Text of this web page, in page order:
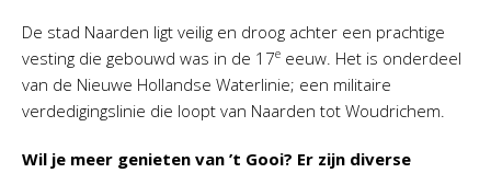
De stad Naarden ligt veilig en droog achter een prachtige
vesting die gebouwd was in de 17e eeuw. Het is onderdeel
van de Nieuwe Hollandse Waterlinie; een militaire
verdedigingslinie die loopt van Naarden tot Woudrichem.
Wil je meer genieten van ’t Gooi? Er zijn diverse